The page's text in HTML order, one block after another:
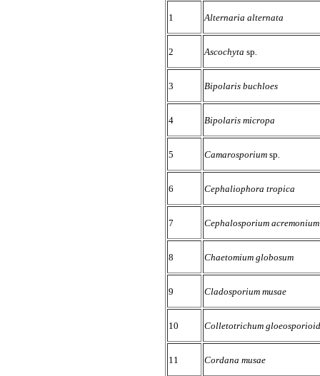
1 Alternaria alternata
2 Ascochyta sp
3 Bipolaris buchloes
4 Bipolaris micropa
5 Camarosporium sp
6 Cephaliophora tropica
7 Cephalosporium acremonium
8 Chaetomium globosum
9 Cladosporium musae
10 Colletotrichum
11 Cordana musae